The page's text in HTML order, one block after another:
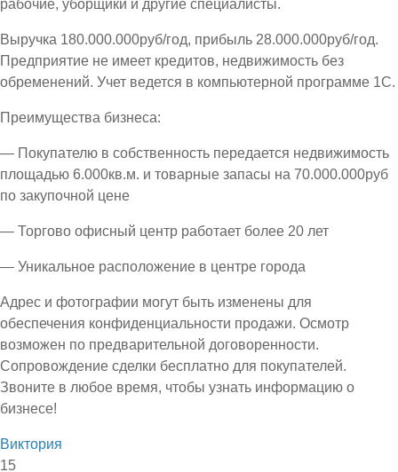
рабочие, уборщики и другие специалисты.
Выручка 180.000.000руб/год, прибыль 28.000.000руб/год.
Предприятие не имеет кредитов, недвижимость без
обременений. Учет ведется в компьютерной программе 1С.
Преимущества бизнеса:
— Покупателю в собственность передается недвижимость
площадью 6.000кв.м. и товарные запасы на 70.000.000руб
по закупочной цене
— Торгово офисный центр работает более 20 лет
— Уникальное расположение в центре города
Адрес и фотографии могут быть изменены для
обеспечения конфиденциальности продажи. Осмотр
возможен по предварительной договоренности.
Сопровождение сделки бесплатно для покупателей.
Звоните в любое время, чтобы узнать информацию о
бизнесе!
Виктория
15